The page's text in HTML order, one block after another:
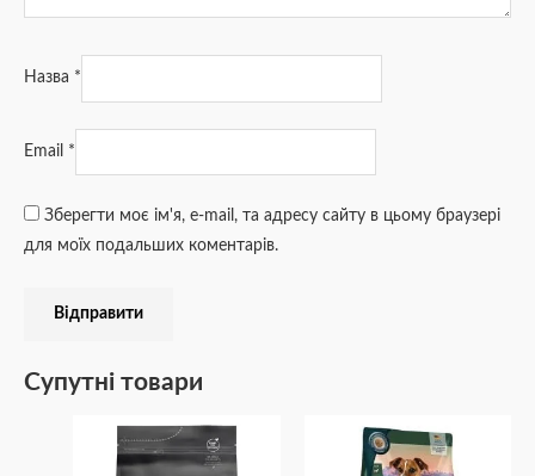
Назва *
Email *
Зберегти моє ім'я, e-mail, та адресу сайту в цьому браузері
для моїх подальших коментарів.
Супутні товари